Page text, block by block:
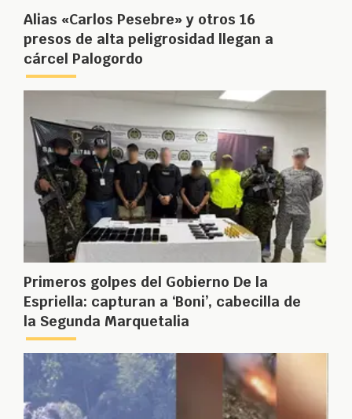
Alias «Carlos Pesebre» y otros 16
presos de alta peligrosidad llegan a
cárcel Palogordo
Primeros golpes del Gobierno De la
Espriella: capturan a ‘Boni’, cabecilla de
la Segunda Marquetalia